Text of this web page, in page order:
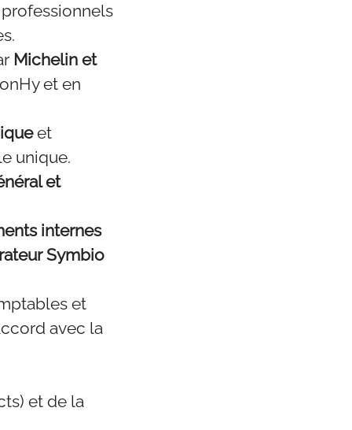
Michelin et
et en
et
unique.
et
internes
Symbio
et
avec la
et de la